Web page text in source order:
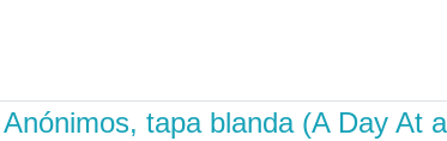
tapa blanda (A Day At